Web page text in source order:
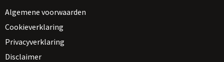
Algemene voorwaarden
Cookieverklaring
Privacyverklaring
Disclaimer